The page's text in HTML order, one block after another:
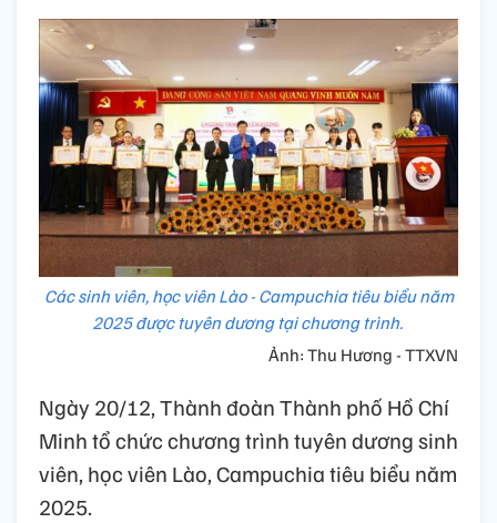
Các sinh viên, học viên Lào - Campuchia tiêu biểu năm
2025 được tuyên dương tại chương trình.
Ảnh: Thu Hương - TTXVN
Ngày 20/12, Thành đoàn Thành phố Hồ Chí
Minh tổ chức chương trình tuyên dương sinh
viên, học viên Lào, Campuchia tiêu biểu năm
2025.